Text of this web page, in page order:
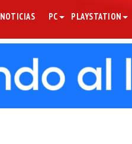
NOTICIAS PC PLAYSTATION